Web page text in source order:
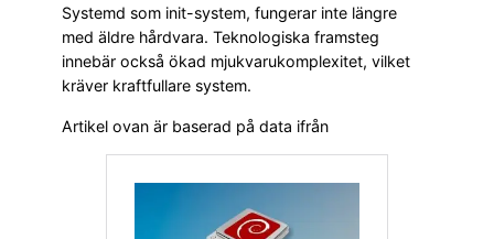
Systemd som init-system, fungerar inte längre
med äldre hårdvara. Teknologiska framsteg
innebär också ökad mjukvarukomplexitet, vilket
kräver kraftfullare system.
Artikel ovan är baserad på data ifrån